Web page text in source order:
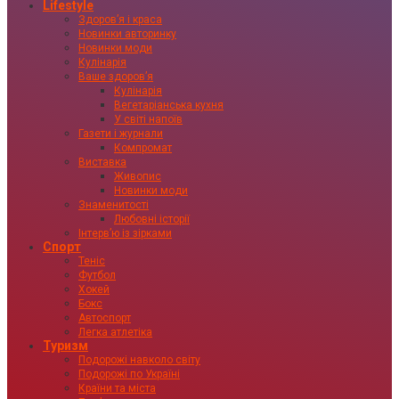
Lifestyle
Здоровʼя і краса
Новинки авторинку
Новинки моди
Кулінарія
Ваше здоровʼя
Кулінарія
Вегетаріанська кухня
У світі напоїв
Газети і журнали
Компромат
Виставка
Живопис
Новинки моди
Знаменитості
Любовні історії
Інтервʼю із зірками
Спорт
Теніс
Футбол
Хокей
Бокс
Автоспорт
Легка атлетіка
Туризм
Подорожі навколо світу
Подорожі по Україні
Країни та міста